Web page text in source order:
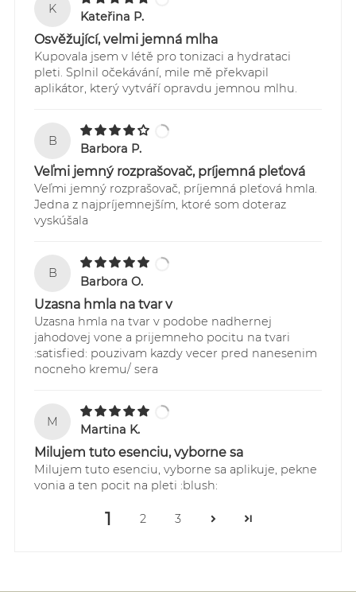
K
Kateřina P.
Osvěžující, velmi jemná mlha
Kupovala jsem v létě pro tonizaci a hydrataci
pleti. Splnil očekávání, mile mě překvapil
aplikátor, který vytváří opravdu jemnou mlhu.
B
Barbora P.
Veľmi jemný rozprašovač, príjemná pleťová
Veľmi jemný rozprašovač, príjemná pleťová hmla.
Jedna z najpríjemnejším, ktoré som doteraz
vyskúšala
B
Barbora O.
Uzasna hmla na tvar v
Uzasna hmla na tvar v podobe nadhernej
jahodovej vone a prijemneho pocitu na tvari
:satisfied: pouzivam kazdy vecer pred nanesenim
nocneho kremu/ sera
M
Martina K.
Milujem tuto esenciu, vyborne sa
Milujem tuto esenciu, vyborne sa aplikuje, pekne
vonia a ten pocit na pleti :blush:
1 2 3